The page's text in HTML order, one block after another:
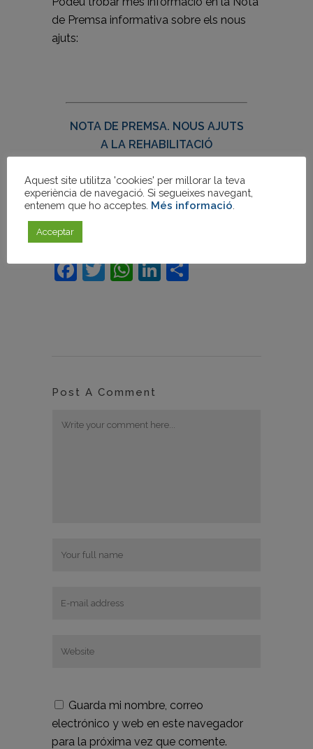
de Premsa informativa sobre els nous
ajuts:
NOTA DE PREMSA. NOUS AJUTS
A LA REHABILITACIÓ
VIDEO DE PRESENTACIÓ DELS
Facebook
Twitter
WhatsApp
LinkedIn
Compartir
Post A Comment
Guarda mi nombre, correo
electrónico y web en este navegador
para la próxima vez que comente.
Aquest site utilitza 'cookies' per millorar la teva
experiència de navegació. Si segueixes navegant,
entenem que ho acceptes. Més informació
Acceptar